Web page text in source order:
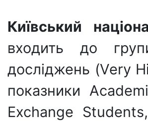
Київський
входить до
досліджень (Very
показники
Exchange